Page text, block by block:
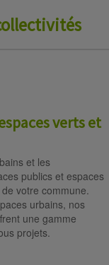
verts et
et les
publics et espaces
votre commune.
urbains, nos
une gamme
projets.